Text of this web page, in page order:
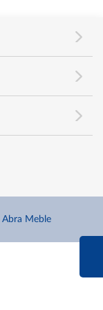
Abra Meble